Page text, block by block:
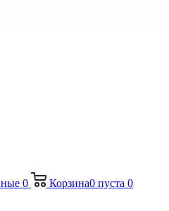
0 Корзина0 пуста 0